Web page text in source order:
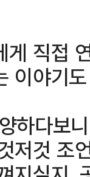
게 직접
이야기
하다보
저것 조